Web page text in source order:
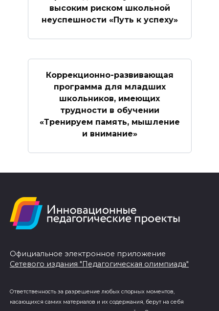
высоким риском школьной
неуспешности «Путь к успеху»
Коррекционно-развивающая
программа для младших
школьников, имеющих
трудности в обучении
«Тренируем память, мышление
и внимание»
Официальное электронное приложение
Сетевого издания "Педагогическая олимпиада"
Ответственность за разрешение любых спорных моментов,
касающихся самих материалов и их содержания, берут на себя